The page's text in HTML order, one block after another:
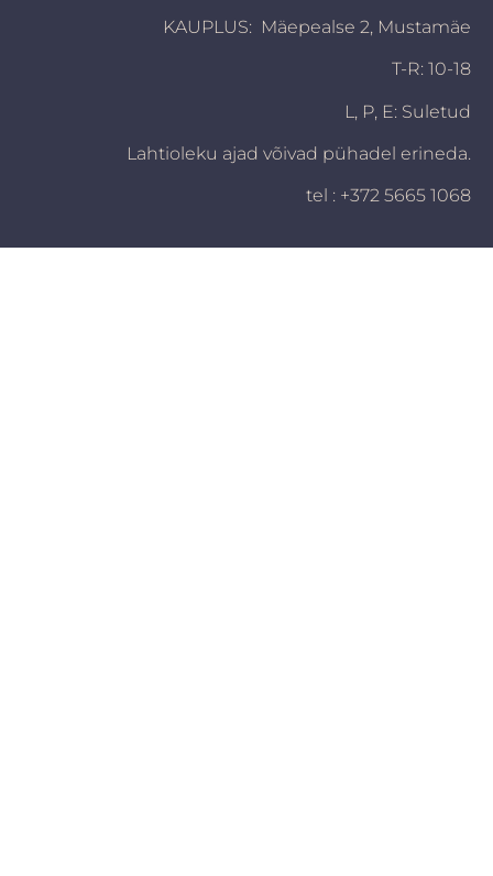
KAUPLUS: Mäepealse 2, Mustamäe
T-R: 10-18
L, P, E: Suletud
Lahtioleku ajad võivad pühadel erineda.
tel : +372 5665 1068